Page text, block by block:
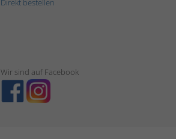
Direkt bestellen
Wir sind auf Facebook